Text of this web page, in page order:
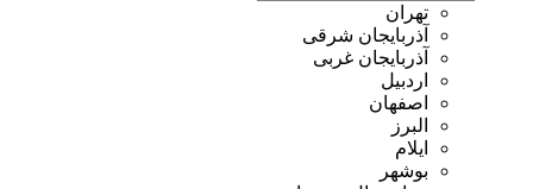
تهران
آذربایجان شرقی
آذربایجان غربی
اردبیل
اصفهان
البرز
ایلام
بوشهر